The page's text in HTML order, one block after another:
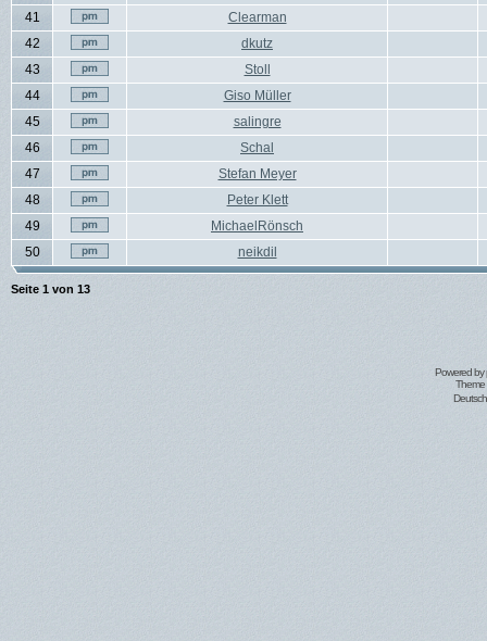
41
Clearman
42
dkutz
43
Stoll
44
Giso Müller
45
salingre
46
Schal
47
Stefan Meyer
48
Peter Klett
49
MichaelRönsch
50
neikdil
Seite 1 von 13
Powered by
Theme